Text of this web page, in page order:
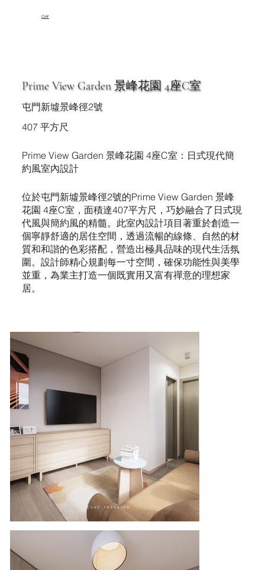
CLAY
Prime View Garden 景峰花園 4座C室
屯門新墟景峰徑2號
407 平方尺
Prime View Garden 景峰花園 4座C室：日式現代簡
約風室內設計
位於屯門新墟景峰徑2號的Prime View Garden 景峰
花園 4座C室，面積達407平方尺，巧妙融合了日式現
代風與簡約風的精髓。此室內設計項目著重於創造一
個寧靜舒適的居住空間，透過流暢的線條、自然的材
質和和諧的色彩搭配，營造出極具品味的現代生活氛
圍。設計師精心規劃每一寸空間，確保功能性與美學
並重，為業主打造一個既實用又富有禪意的理想家
居。